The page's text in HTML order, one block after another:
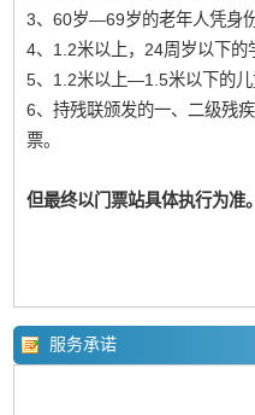
3、60岁—69岁的老年人凭身
4、1.2米以上，24周岁以下
5、1.2米以上—1.5米以下的儿
6、持残联颁发的一、二级残
票。
但最终以门票站具体执行为准。
服务承诺